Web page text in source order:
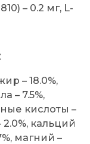
– 0.2 мг, L-
– 18.0%,
– 7.5%,
кислоты –
кальций
магний –